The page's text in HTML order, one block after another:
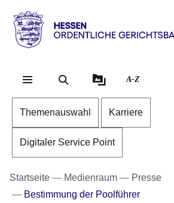
Hessen
Ordentliche
Gerichtsbarkeit
A-Z
Themenauswahl Karriere
Digitaler Service Point
Startseite Medienraum
Presse
Bestimmung der Poolführer